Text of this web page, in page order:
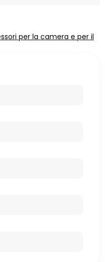
per la camera e per il